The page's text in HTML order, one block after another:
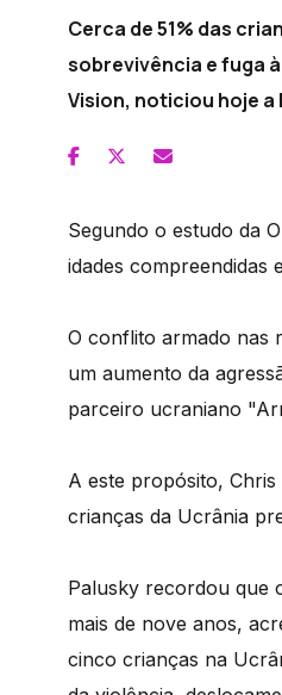
Cerca de 51% das
sobrevivência e fuga
Vision, noticiou hoje a
Segundo o estudo da
idades compreendidas
O conflito armado nas
um aumento da
parceiro ucraniano
A este propósito,
crianças da Ucrânia
Palusky recordou que
mais de nove anos,
cinco crianças na